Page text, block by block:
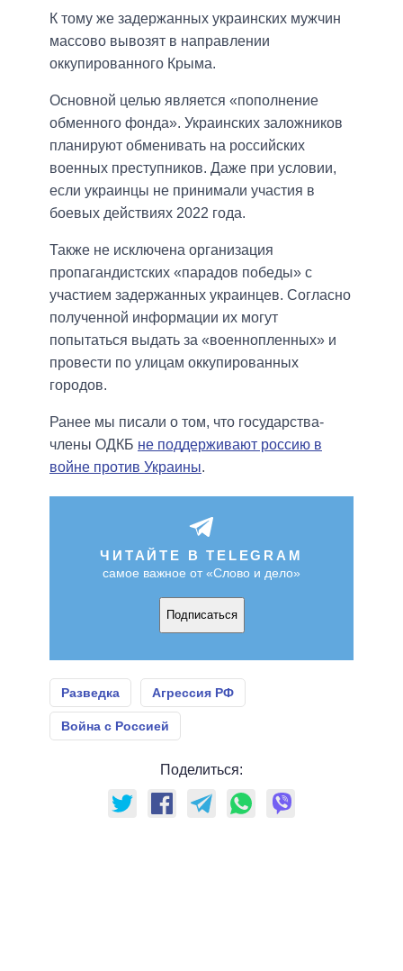
К тому же задержанных украинских мужчин
массово вывозят в направлении
оккупированного Крыма.
Основной целью является «пополнение
обменного фонда». Украинских заложников
планируют обменивать на российских
военных преступников. Даже при условии,
если украинцы не принимали участия в
боевых действиях 2022 года.
Также не исключена организация
пропагандистских «парадов победы» с
участием задержанных украинцев. Согласно
полученной информации их могут
попытаться выдать за «военнопленных» и
провести по улицам оккупированных
городов.
Ранее мы писали о том, что государства-
члены ОДКБ не поддерживают россию в
войне против Украины.
ЧИТАЙТЕ В TELEGRAM
самое важное от «Слово и дело»
Подписаться
Разведка Агрессия РФ
Война с Россией
Поделиться: